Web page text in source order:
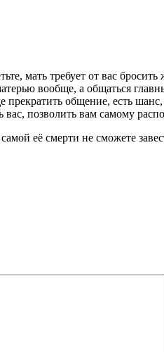
мать требует от вас
вообще, а общаться
прекратить общение, есть
вас, позволить вам самому
её смерти не сможете